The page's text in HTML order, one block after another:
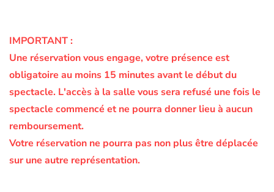
IMPORTANT :
Une réservation vous engage, votre présence est
obligatoire au moins 15 minutes avant le début du
spectacle. L'accès à la salle vous sera refusé une fois le
spectacle commencé et ne pourra donner lieu à aucun
remboursement.
Votre réservation ne pourra pas non plus être déplacée
sur une autre représentation.